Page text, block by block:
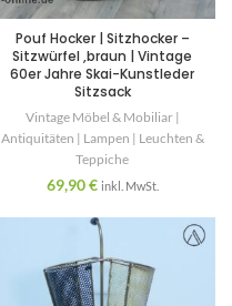
Pouf Hocker | Sitzhocker –
Sitzwürfel ,braun | Vintage
60er Jahre Skai-Kunstleder
Sitzsack
Vintage Möbel & Mobiliar |
Antiquitäten | Lampen | Leuchten &
Teppiche
69,90€ inkl. MwSt.